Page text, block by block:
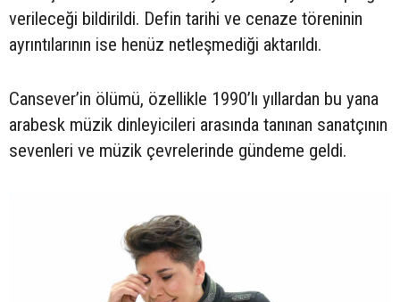
verileceği bildirildi. Defin tarihi ve cenaze töreninin
ayrıntılarının ise henüz netleşmediği aktarıldı.
Cansever’in ölümü, özellikle 1990’lı yıllardan bu yana
arabesk müzik dinleyicileri arasında tanınan sanatçının
sevenleri ve müzik çevrelerinde gündeme geldi.